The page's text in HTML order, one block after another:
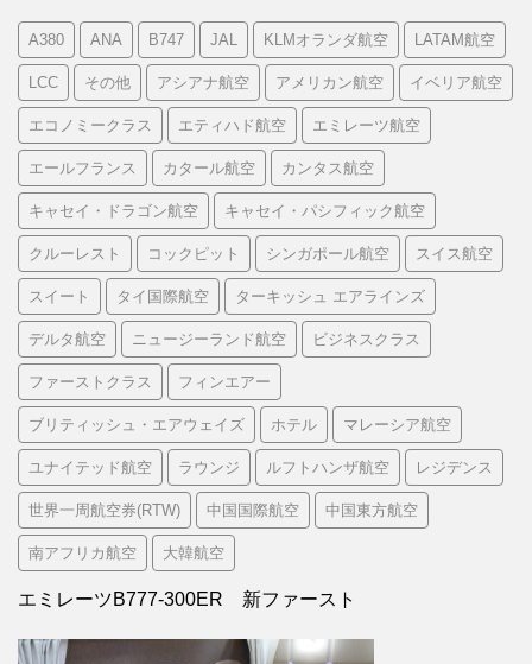
A380 ANA B747 JAL KLMオランダ航空 LATAM航空
LCC その他 アシアナ航空 アメリカン航空 イベリア航空
エコノミークラス エティハド航空 エミレーツ航空
エールフランス カタール航空 カンタス航空
キャセイ・ドラゴン航空 キャセイ・パシフィック航空
クルーレスト コックピット シンガポール航空 スイス航空
スイート タイ国際航空 ターキッシュ エアラインズ
デルタ航空 ニュージーランド航空 ビジネスクラス
ファーストクラス フィンエアー
ブリティッシュ・エアウェイズ ホテル マレーシア航空
ユナイテッド航空 ラウンジ ルフトハンザ航空 レジデンス
世界一周航空券(RTW) 中国国際航空 中国東方航空
南アフリカ航空 大韓航空
エミレーツB777-300ER 新ファースト